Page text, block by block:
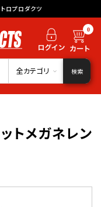
ロプロダクツ
0
全カテゴリ 検索
トメガネレン